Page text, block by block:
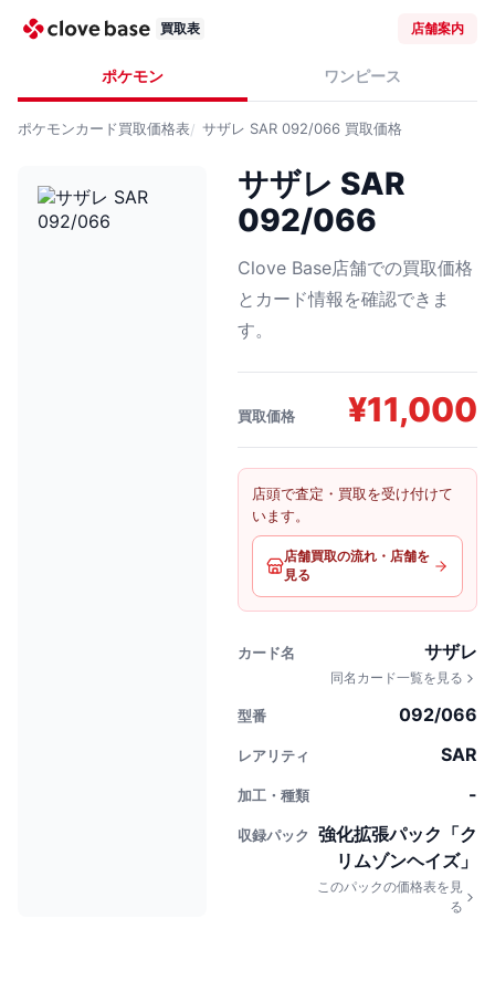
買取表 店舗案内
ポケモン ワンピース
ポケモンカード買取価格表 サザレ SAR 092/066 買取価格
サザレ SAR
092/066
Clove Base店舗での買取価格
とカード情報を確認できま
す。
買取価格 ¥11,000
店頭で査定・買取を受け付けて
います。
店舗買取の流れ・店舗を
見る
カード名 サザレ
同名カード一覧を見る
型番 092/066
レアリティ SAR
加工・種類 -
収録パック
強化拡張パック「ク
リムゾンヘイズ」
このパックの価格表を見
る